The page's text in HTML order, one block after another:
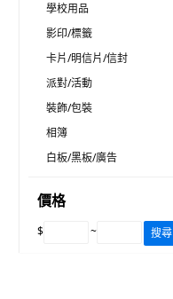
學校用品
影印/標籤
卡片/明信片/信封
派對/活動
裝飾/包裝
相簿
白板/黑板/廣告
價格
$ ~ 搜尋